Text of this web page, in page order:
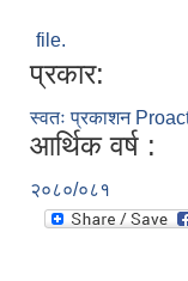
file.
प्रकार:
स्वतः प्रकाशन
आर्थिक वर्ष :
२०८०/०८१